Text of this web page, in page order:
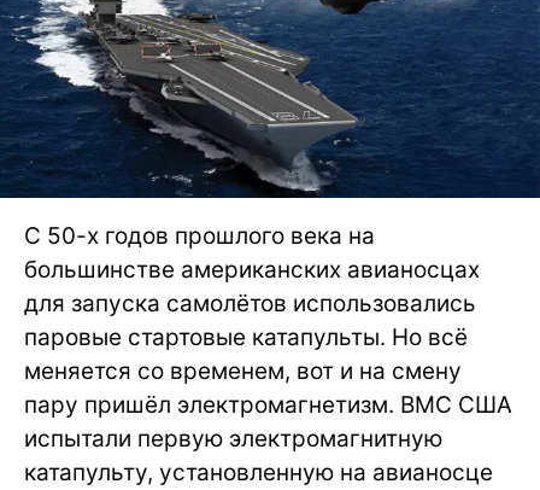
С 50-х годов прошлого века на
большинстве американских авианосцах
для запуска самолётов использовались
паровые стартовые катапульты. Но всё
меняется со временем, вот и на смену
пару пришёл электромагнетизм. ВМС США
испытали первую электромагнитную
катапульту, установленную на авианосце